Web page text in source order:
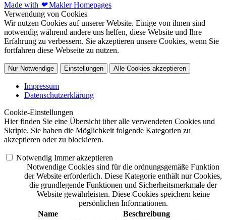
Made with ❤Makler Homepages
Verwendung von Cookies
Wir nutzen Cookies auf unserer Website. Einige von ihnen sind
notwendig während andere uns helfen, diese Website und Ihre
Erfahrung zu verbessern. Sie akzeptieren unsere Cookies, wenn Sie
fortfahren diese Webseite zu nutzen.
Nur Notwendige Einstellungen Alle Cookies akzeptieren
Impressum
Datenschutzerklärung
Cookie-Einstellungen
Hier finden Sie eine Übersicht über alle verwendeten Cookies und
Skripte. Sie haben die Möglichkeit folgende Kategorien zu
akzeptieren oder zu blockieren.
Notwendig Immer akzeptieren
Notwendige Cookies sind für die ordnungsgemäße Funktion
der Website erforderlich. Diese Kategorie enthält nur Cookies,
die grundlegende Funktionen und Sicherheitsmerkmale der
Website gewährleisten. Diese Cookies speichern keine
persönlichen Informationen.
Name
Beschreibung